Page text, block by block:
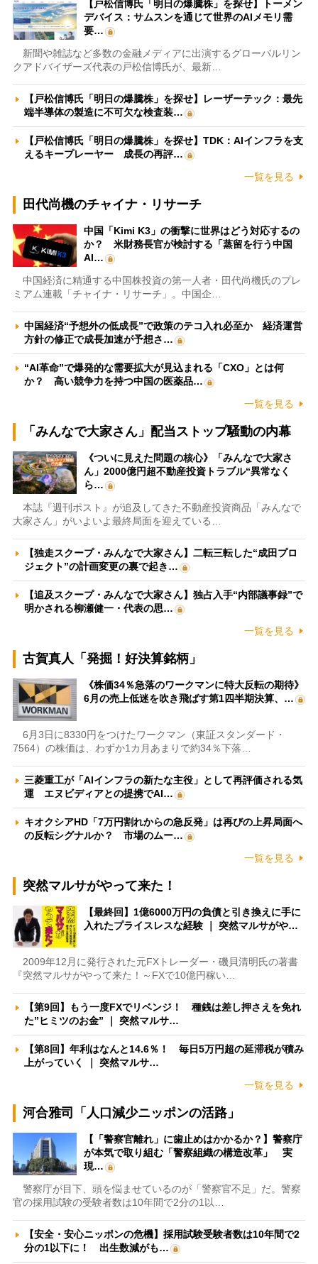
【戸松信博氏「明日の爆騰株」を探せ】トーメン
デバイス：サムスンを通じて世界のAIメモリ需
要…
新聞や雑誌など多数の金融メディアに出演するグローバルリン
クアドバイザーズ代表の戸松信博氏が、最新…
【戸松信博氏「明日の爆騰株」を探せ】レーザーテック：最先
端半導体の製造に不可欠な検査装…
【戸松信博氏「明日の爆騰株」を探せ】TDK：AIインフラを支
えるキープレーヤー 成長の再評…
一覧を見る
田代尚機のチャイナ・リサーチ
中国「Kimi K3」の衝撃に世界はどう対応するの
か？ 米財務長官が検討する「蒸留を行う中国
AI…
中国経済に精通する中国株投資の第一人者・田代尚機氏のプレ
ミアム連載「チャイナ・リサーチ」。中国企…
中国経済“予想外の低成長”で政策のテコ入れ必至か 経済運営
方針の修正で成長加速が予想さ…
“AI革命”で爆発的な需要拡大が見込まれる「CXO」とは何
か？ 高い競争力を持つ中国の医薬品…
一覧を見る
「みんなで大家さん」配当ストップ騒動の内幕
《ついに見えた問題の核心》「みんなで大家さ
ん」2000億円超不動産投資トラブル“異常なく
ら…
本誌『週刊ポスト』が追及してきた不動産投資商品「みんなで
大家さん」がいよいよ最終局面を迎えている…
【独走スクープ・みんなで大家さん】二転三転した“成田プロ
ジェクト”の計画変更の裏で起き…
【追及スクープ・みんなで大家さん】独占入手“内部議事録”で
明かされる柳瀬健一・代表の思…
一覧を見る
古賀真人「発掘！好決算銘柄」
《株価34％急落のワークマンに特大反転の期待》
6月の売上低迷を吹き飛ばす第1四半期決算、…
6月3日に8330円をつけたワークマン（東証スタンダード・
7564）の株価は、わずか1カ月あまりで約34％下落…
三菱重工が「AIインフラの新たな主役」として再評価される気
運 エヌビディアとの提携でAI…
キオクシアHD「7万円割れからの急反発」は再びの上昇局面へ
の反転シグナルか？ 市場のムー…
一覧を見る
突然マルサがやって来た！
【最終回】1億6000万円の負債と引き換えに手に
入れたプライスレスな経験 ｜ 突然マルサがや…
2009年12月に発行された元FXトレーダー・磯貝清明氏の著書
『突然マルサがやって来た！～FXで10億円稼い…
【第9回】もう一度FXでリベンジ！ 種銭は差し押さえを免れ
た”ヒミツのお金” ｜ 突然マルサ…
【第8回】年利はなんと14.6％！ 毎日5万円超の延滞税が積み
上がっていく ｜ 突然マルサ…
一覧を見る
河合雅司「人口減少ニッポンの活路」
【「警察官離れ」に歯止めはかかるか？】警察庁
が本気で取り組む「警察組織の構造改革」 実
現…
警察庁が目下、頭を悩ませているのが「警察官不足」だ。警察
官の採用試験の受験者数は10年間で2分の1以…
【安全・安心ニッポンの危機】採用試験受験者数は10年間で2
分の1以下に！ 出生数減がも…